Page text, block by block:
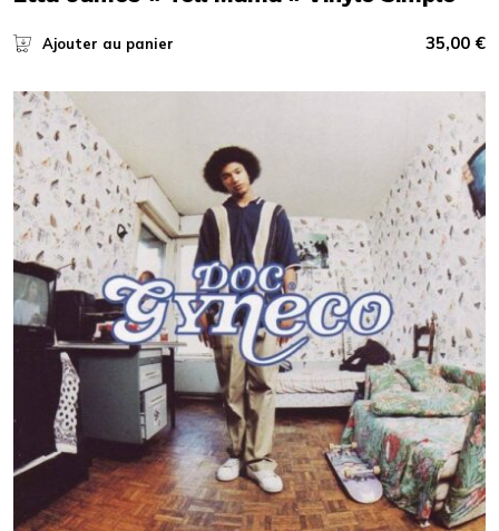
Ajouter au panier 35,00 €